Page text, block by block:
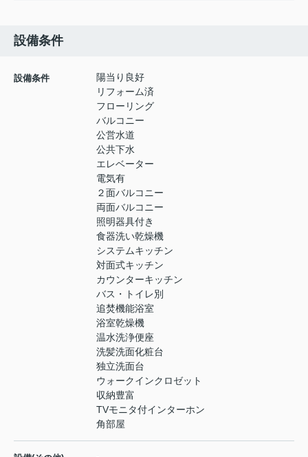
設備条件
設備条件
陽当り良好
リフォーム済
フローリング
バルコニー
公営水道
公共下水
エレベーター
電気有
２面バルコニー
両面バルコニー
照明器具付き
食器洗い乾燥機
システムキッチン
対面式キッチン
カウンターキッチン
バス・トイレ別
追焚機能浴室
浴室乾燥機
温水洗浄便座
洗髪洗面化粧台
独立洗面台
ウォークインクロゼット
収納豊富
TVモニタ付インターホン
角部屋